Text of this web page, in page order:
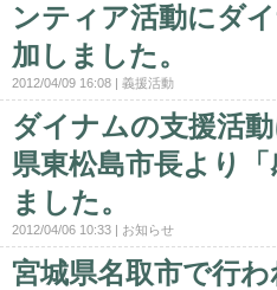
ンティア活動にダ
加しました。
2012/04/09 16:08 義援活動
ダイナムの支援活
県東松島市長より
ました。
2012/04/06 10:33 お知らせ
宮城県名取市で行